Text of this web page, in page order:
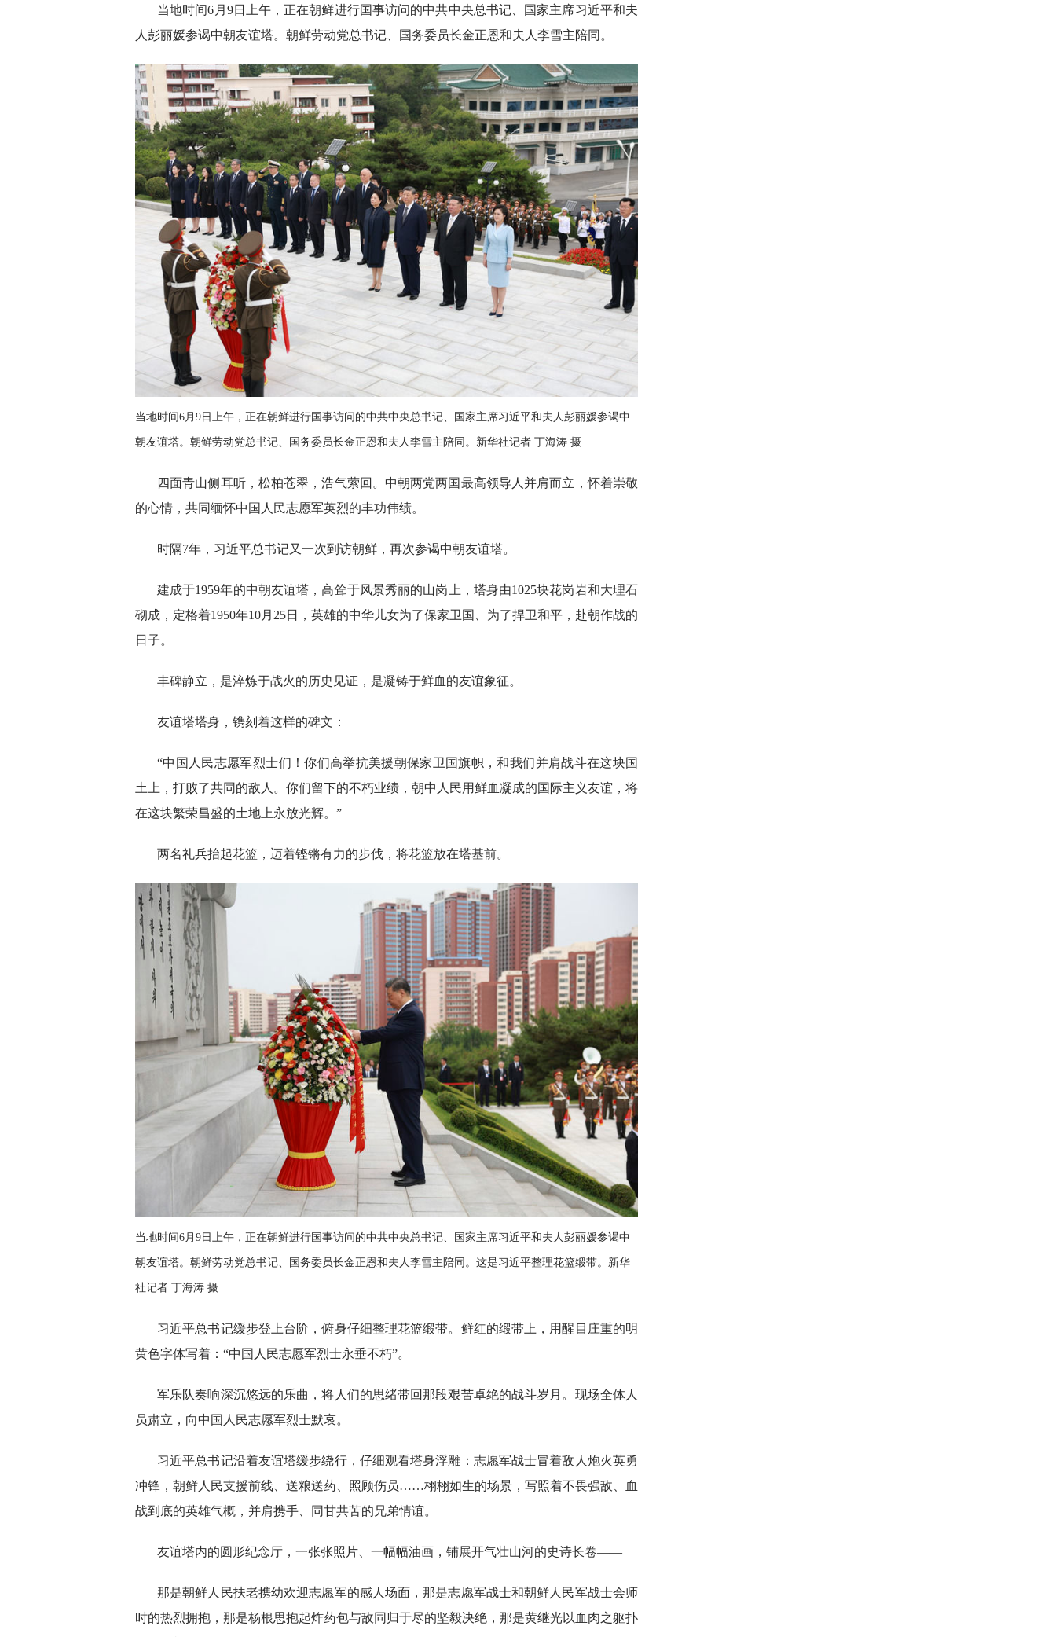
当地时间6月9日上午，正在朝鲜进行国事访问的中共中央总书记、国家主席习近平和夫
人彭丽媛参谒中朝友谊塔。朝鲜劳动党总书记、国务委员长金正恩和夫人李雪主陪同。
当地时间6月9日上午，正在朝鲜进行国事访问的中共中央总书记、国家主席习近平和夫人彭丽媛参谒中
朝友谊塔。朝鲜劳动党总书记、国务委员长金正恩和夫人李雪主陪同。新华社记者 丁海涛 摄
四面青山侧耳听，松柏苍翠，浩气萦回。中朝两党两国最高领导人并肩而立，怀着崇敬
的心情，共同缅怀中国人民志愿军英烈的丰功伟绩。
时隔7年，习近平总书记又一次到访朝鲜，再次参谒中朝友谊塔。
建成于1959年的中朝友谊塔，高耸于风景秀丽的山岗上，塔身由1025块花岗岩和大理石
砌成，定格着1950年10月25日，英雄的中华儿女为了保家卫国、为了捍卫和平，赴朝作战的
日子。
丰碑静立，是淬炼于战火的历史见证，是凝铸于鲜血的友谊象征。
友谊塔塔身，镌刻着这样的碑文：
“中国人民志愿军烈士们！你们高举抗美援朝保家卫国旗帜，和我们并肩战斗在这块国
土上，打败了共同的敌人。你们留下的不朽业绩，朝中人民用鲜血凝成的国际主义友谊，将
在这块繁荣昌盛的土地上永放光辉。”
两名礼兵抬起花篮，迈着铿锵有力的步伐，将花篮放在塔基前。
当地时间6月9日上午，正在朝鲜进行国事访问的中共中央总书记、国家主席习近平和夫人彭丽媛参谒中
朝友谊塔。朝鲜劳动党总书记、国务委员长金正恩和夫人李雪主陪同。这是习近平整理花篮缎带。新华
社记者 丁海涛 摄
习近平总书记缓步登上台阶，俯身仔细整理花篮缎带。鲜红的缎带上，用醒目庄重的明
黄色字体写着：“中国人民志愿军烈士永垂不朽”。
军乐队奏响深沉悠远的乐曲，将人们的思绪带回那段艰苦卓绝的战斗岁月。现场全体人
员肃立，向中国人民志愿军烈士默哀。
习近平总书记沿着友谊塔缓步绕行，仔细观看塔身浮雕：志愿军战士冒着敌人炮火英勇
冲锋，朝鲜人民支援前线、送粮送药、照顾伤员……栩栩如生的场景，写照着不畏强敌、血
战到底的英雄气概，并肩携手、同甘共苦的兄弟情谊。
友谊塔内的圆形纪念厅，一张张照片、一幅幅油画，铺展开气壮山河的史诗长卷——
那是朝鲜人民扶老携幼欢迎志愿军的感人场面，那是志愿军战士和朝鲜人民军战士会师
时的热烈拥抱，那是杨根思抱起炸药包与敌同归于尽的坚毅决绝，那是黄继光以血肉之躯扑